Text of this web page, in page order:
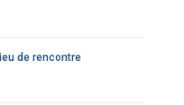
de rencontre